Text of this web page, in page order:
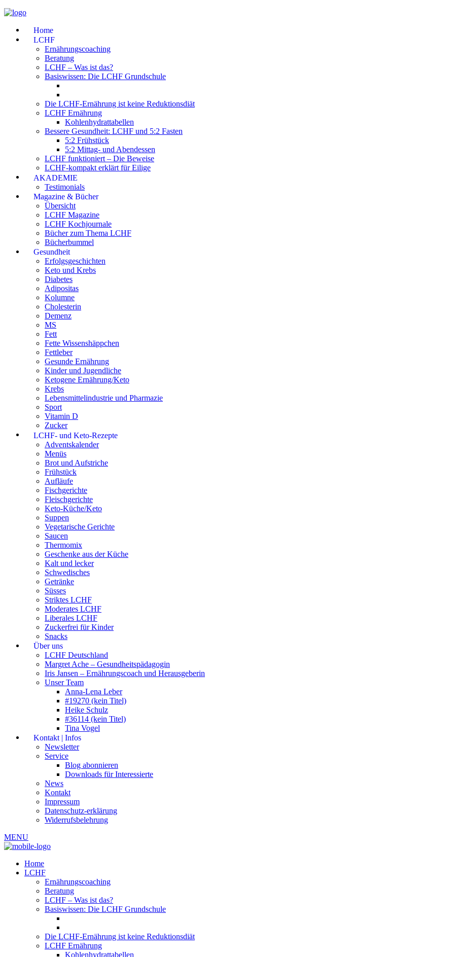
Home
LCHF
Ernährungscoaching
Beratung
LCHF – Was ist das?
Basiswissen: Die LCHF Grundschule
Die LCHF-Ernährung ist keine Reduktionsdiät
LCHF Ernährung
Kohlenhydrattabellen
Bessere Gesundheit: LCHF und 5:2 Fasten
5:2 Frühstück
5:2 Mittag- und Abendessen
LCHF funktioniert – Die Beweise
LCHF-kompakt erklärt für Eilige
AKADEMIE
Testimonials
Magazine & Bücher
Übersicht
LCHF Magazine
LCHF Kochjournale
Bücher zum Thema LCHF
Bücherbummel
Gesundheit
Erfolgsgeschichten
Keto und Krebs
Diabetes
Adipositas
Kolumne
Cholesterin
Demenz
MS
Fett
Fette Wissenshäppchen
Fettleber
Gesunde Ernährung
Kinder und Jugendliche
Ketogene Ernährung/Keto
Krebs
Lebensmittelindustrie und Pharmazie
Sport
Vitamin D
Zucker
LCHF- und Keto-Rezepte
Adventskalender
Menüs
Brot und Aufstriche
Frühstück
Aufläufe
Fischgerichte
Fleischgerichte
Keto-Küche/Keto
Suppen
Vegetarische Gerichte
Saucen
Thermomix
Geschenke aus der Küche
Kalt und lecker
Schwedisches
Getränke
Süsses
Striktes LCHF
Moderates LCHF
Liberales LCHF
Zuckerfrei für Kinder
Snacks
Über uns
LCHF Deutschland
Margret Ache – Gesundheitspädagogin
Iris Jansen – Ernährungscoach und Herausgeberin
Unser Team
Anna-Lena Leber
#19270 (kein Titel)
Heike Schulz
#36114 (kein Titel)
Tina Vogel
Kontakt | Infos
Newsletter
Service
Blog abonnieren
Downloads für Interessierte
News
Kontakt
Impressum
Datenschutz-erklärung
Widerrufsbelehrung
MENU
Home
LCHF
Ernährungscoaching
Beratung
LCHF – Was ist das?
Basiswissen: Die LCHF Grundschule
Die LCHF-Ernährung ist keine Reduktionsdiät
LCHF Ernährung
Kohlenhydrattabellen